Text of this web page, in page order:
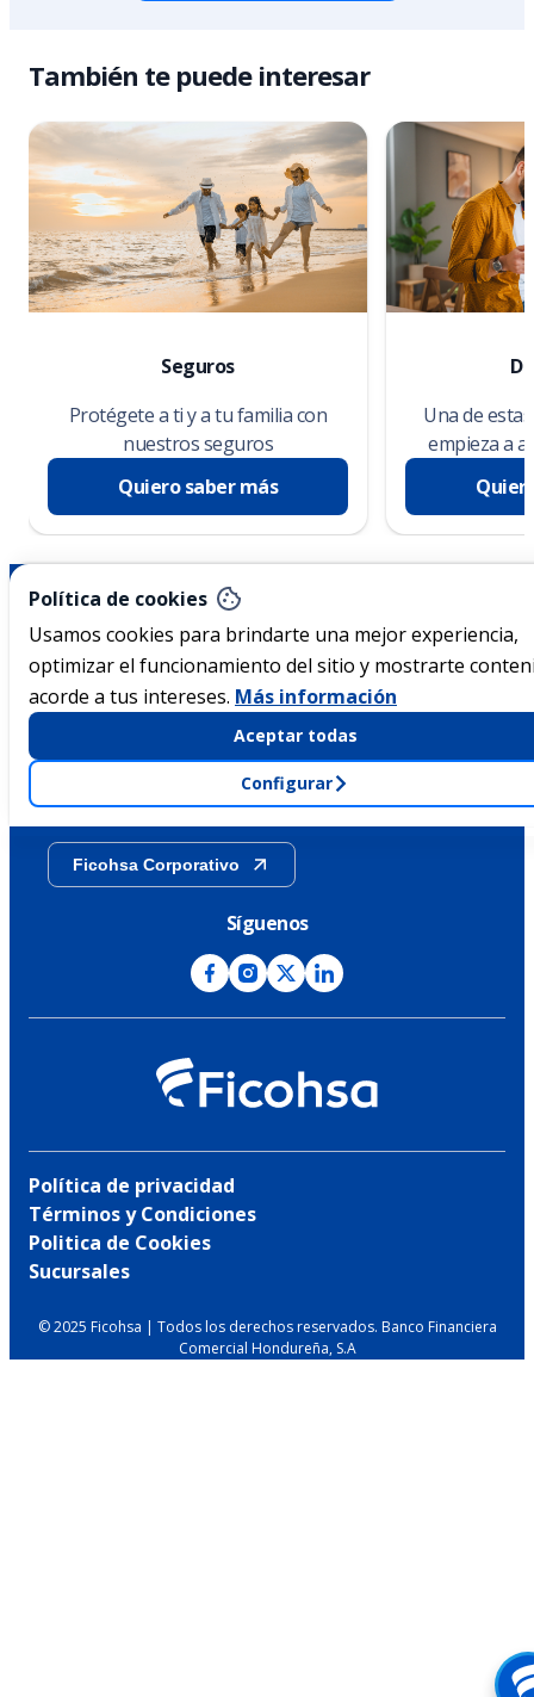
También te puede interesar
Seguros
Protégete a ti y a tu familia con
nuestros seguros
Quiero saber más
Una de
empieza a
Política de cookies
Usamos cookies para brindarte una mejor experiencia,
optimizar el funcionamiento del sitio y mostrarte
acorde a tus intereses. Más información
Aceptar todas
Configurar
Acerca de Ficohsa
Transparencia
Ficohsa Corporativo
Síguenos
Política de privacidad
Términos y Condiciones
Politica de Cookies
Sucursales
© 2025 Ficohsa | Todos los derechos reservados. Banco Financiera
Comercial Hondureña, S.A